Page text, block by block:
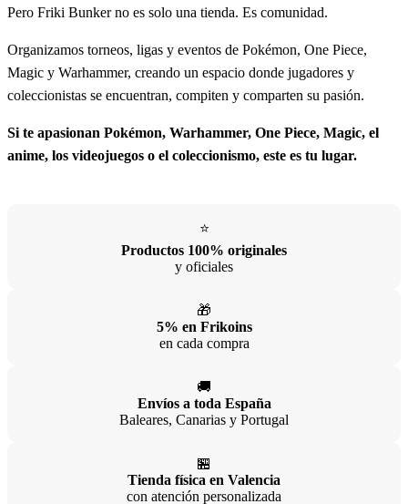
5% en Frikoins
🚚
Envíos a toda España
Baleares, Canarias y Portugal
🏪
Tienda física en Valencia
¡Suscríbete a nuestro boletín!
El Friki Bunker
Con mas de 10 años de experiencia en el sector del